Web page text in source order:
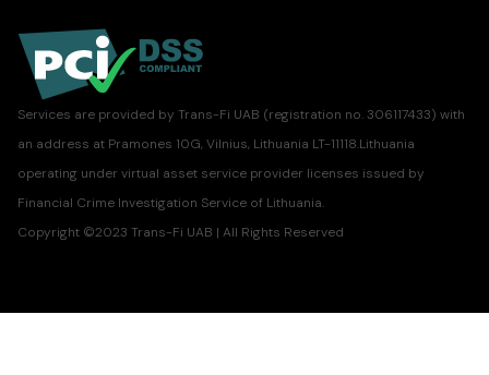
Services are provided by Trans-Fi UAB (registration no. 306117433) with
an address at Pramones 10G, Vilnius, Lithuania LT-11118.Lithuania
operating under virtual asset service provider licenses issued by
Financial Crime Investigation Service of Lithuania.
Copyright ©2023 Trans-Fi UAB | All Rights Reserved